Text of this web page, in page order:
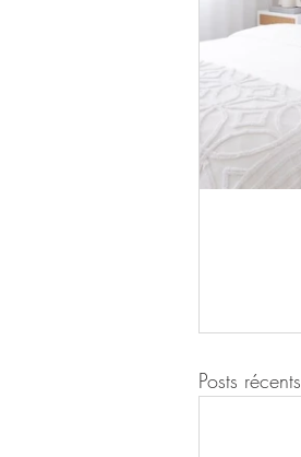
Posts récents